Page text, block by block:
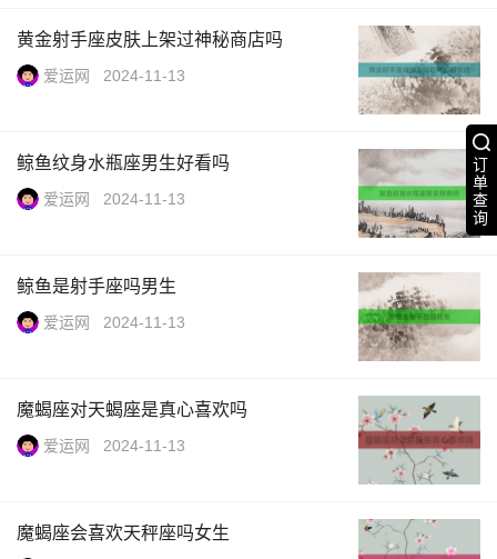
订
单
查
询
黄金射手座皮肤上架过神秘商店吗
爱运网 2024-11-13
鲸鱼纹身水瓶座男生好看吗
爱运网 2024-11-13
鲸鱼是射手座吗男生
爱运网 2024-11-13
魔蝎座对天蝎座是真心喜欢吗
爱运网 2024-11-13
魔蝎座会喜欢天秤座吗女生